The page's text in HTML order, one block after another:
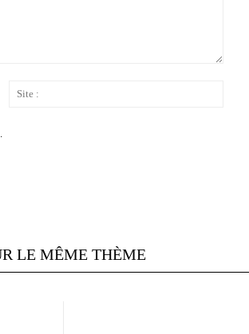
LE MÊME THÈME